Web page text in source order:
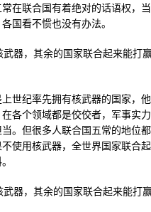
在联合国有着绝对的话语权，
国看不惯也没有办法。
世纪率先拥有核武器的国家，
各个领域都是佼佼者，军事实
。但很多人联合国五常的地位
使用核武器，全世界国家联合